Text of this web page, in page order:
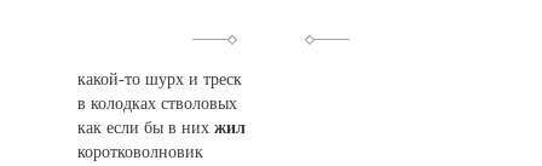
какой-то шурх и треск
в колодках стволовых
как если бы в них жил
коротковолновик